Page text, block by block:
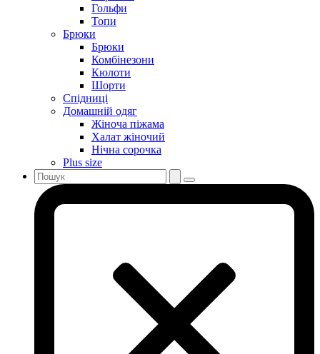
Гольфи
Топи
Брюки
Брюки
Комбінезони
Кюлоти
Шорти
Спідниці
Домашній одяг
Жіноча піжама
Халат жіночий
Нічна сорочка
Plus size